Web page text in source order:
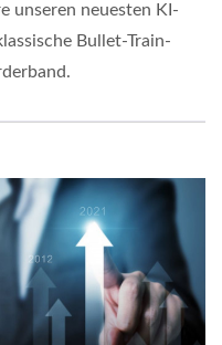
unseren neuesten KI-
Bullet-Train-